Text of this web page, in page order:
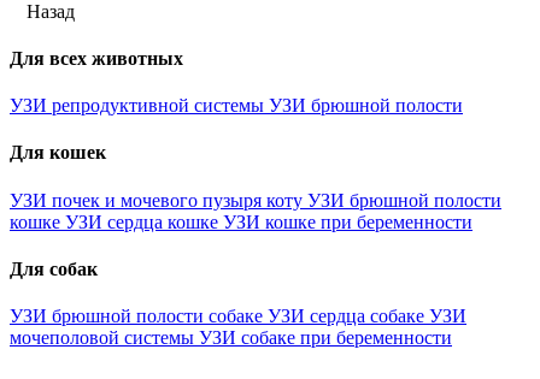
Назад
Для всех животных
УЗИ репродуктивной системы УЗИ брюшной полости
Для кошек
УЗИ почек и мочевого пузыря коту УЗИ брюшной полости
кошке УЗИ сердца кошке УЗИ кошке при беременности
Для собак
УЗИ брюшной полости собаке УЗИ сердца собаке УЗИ
мочеполовой системы УЗИ собаке при беременности